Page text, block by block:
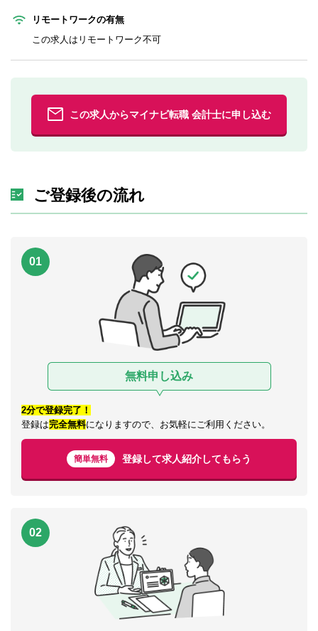
リモートワークの有無
この求人はリモートワーク不可
この求人からマイナビ転職 会計士に申し込む
ご登録後の流れ
01
無料申し込み
2分で登録完了！
登録は完全無料になりますので、お気軽にご利用ください。
簡単無料 登録して求人紹介してもらう
02